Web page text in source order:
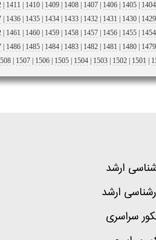
|
1404
|
1405
|
1406
|
1407
|
1408
|
1409
|
1410
1411
|
|
1429
|
1430
1431
|
1432
|
1433
|
1434
|
1435
|
1436
|
|
1454
|
1455
|
1456
|
1457
|
1458
|
1459
|
1460
1461
|
|
1479
|
1480
1481
|
1482
|
1483
|
1484
|
1485
|
1486
|
1501
|
1502
|
1503
|
1504
|
1505
|
1506
|
1507
|
ارشد
ارشد
سراسری